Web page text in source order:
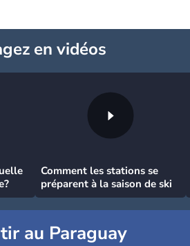
en vidéos
Comment les stations se
préparent à la saison de ski
au Paraguay